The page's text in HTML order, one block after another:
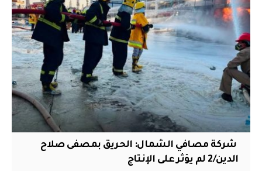
‏ شركة مصافي الشمال: الحريق بمصفى صلاح
الدين/2 لم يؤثر على الإنتاج